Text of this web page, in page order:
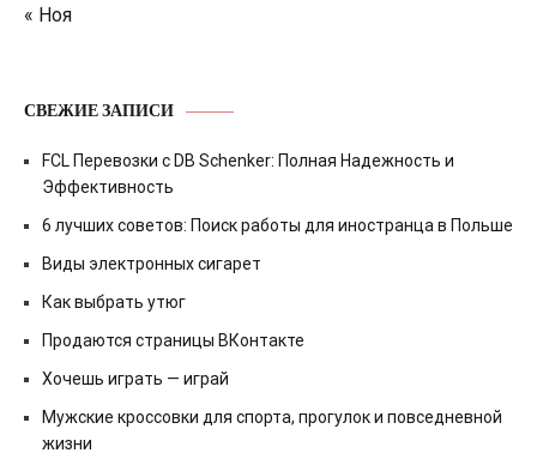
« Ноя
СВЕЖИЕ ЗАПИСИ
FCL Перевозки с DB Schenker: Полная Надежность и
Эффективность
6 лучших советов: Поиск работы для иностранца в Польше
Виды электронных сигарет
Как выбрать утюг
Продаются страницы ВКонтакте
Хочешь играть — играй
Мужские кроссовки для спорта, прогулок и повседневной
жизни